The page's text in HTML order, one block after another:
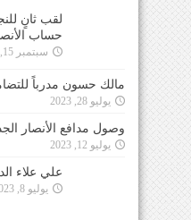
لقب ثانٍ
حساب
سبتمبر 15, 2024
مالك حسون مدرباً
يوليو 28, 2023
وصول مدافع الأنصار
يوليو 12, 2023
علي علاء
يوليو 8, 2023